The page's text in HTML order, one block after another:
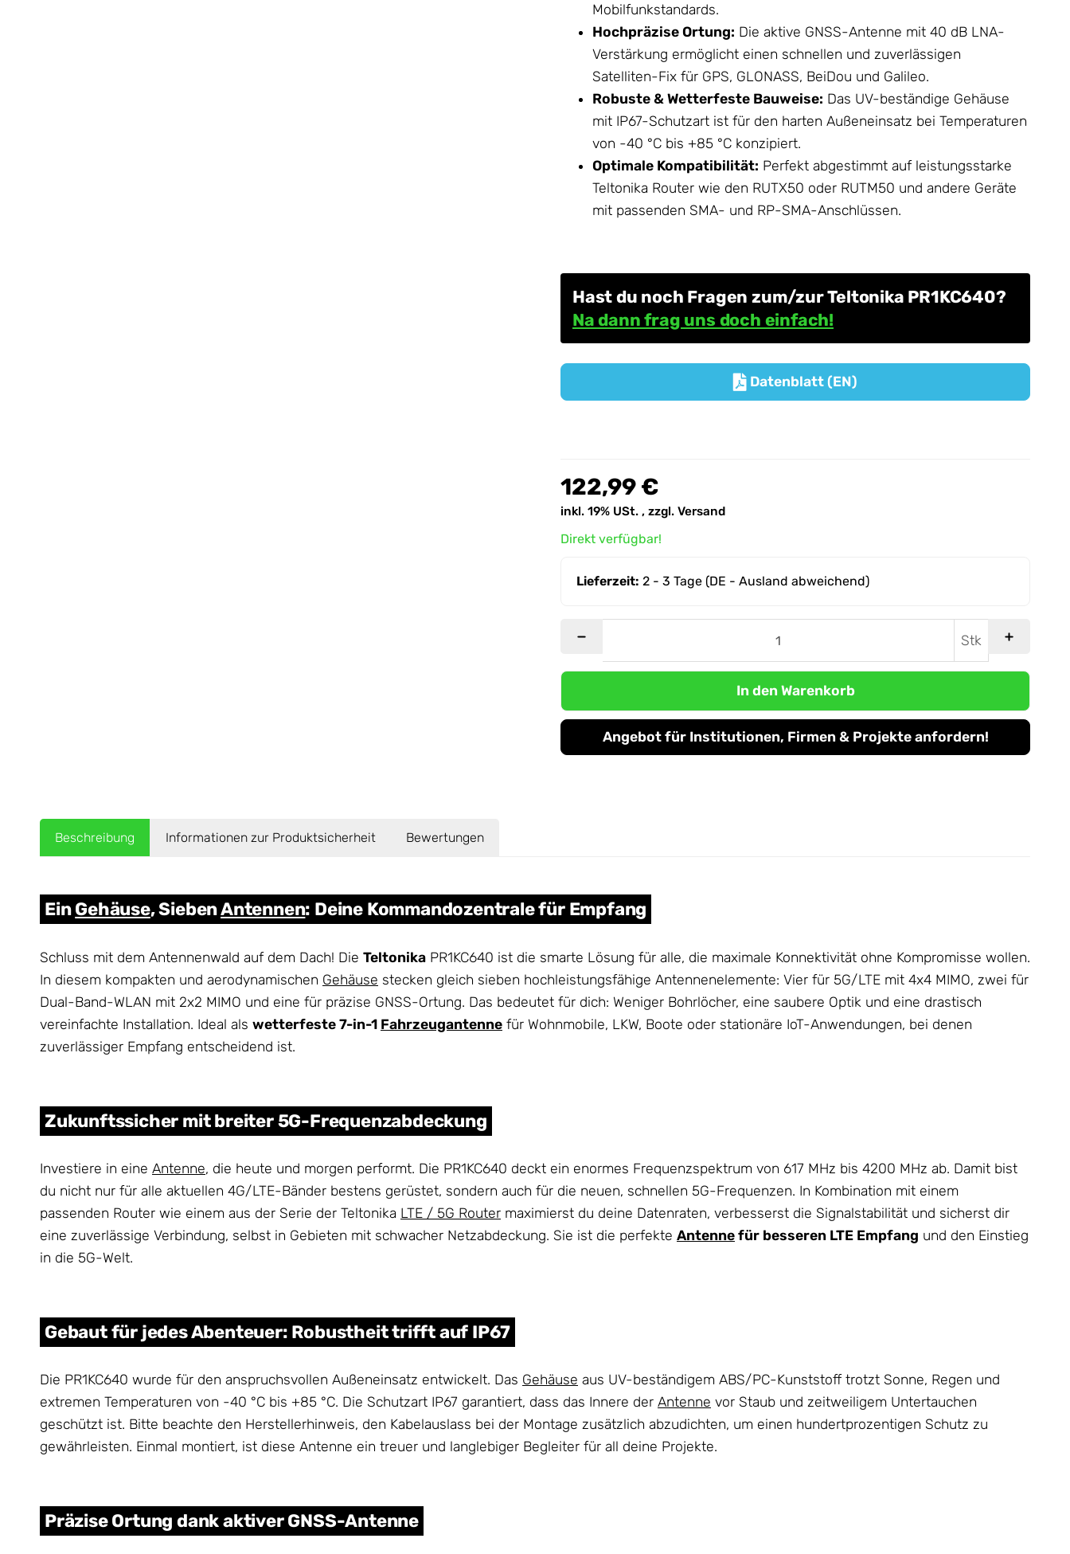
Mobilfunkstandards.
Hochpräzise Ortung: Die aktive GNSS-Antenne mit 40 dB LNA-
Verstärkung ermöglicht einen schnellen und zuverlässigen
Satelliten-Fix für GPS, GLONASS, BeiDou und Galileo.
Robuste & Wetterfeste Bauweise: Das UV-beständige Gehäuse
mit IP67-Schutzart ist für den harten Außeneinsatz bei Temperaturen
von -40 °C bis +85 °C konzipiert.
Optimale Kompatibilität: Perfekt abgestimmt auf leistungsstarke
Teltonika Router wie den RUTX50 oder RUTM50 und andere Geräte
mit passenden SMA- und RP-SMA-Anschlüssen.
Hast du noch Fragen zum/zur Teltonika PR1KC640?
Na dann frag uns doch einfach!
 Datenblatt (EN)
122,99 €
inkl. 19% USt. , zzgl. Versand
Direkt verfügbar!
Lieferzeit:2 - 3 Tage (DE - Ausland abweichend)
Stk
In den Warenkorb
Angebot für Institutionen, Firmen & Projekte anfordern!
Beschreibung Informationen zur Produktsicherheit Bewertungen
EinGehäuse, SiebenAntennen: Deine Kommandozentrale für Empfang
Schluss mit dem Antennenwald auf dem Dach! Die Teltonika PR1KC640 ist die smarte Lösung für alle, die maximale Konnektivität ohne Kompromisse wollen.
In diesem kompakten und aerodynamischen Gehäuse stecken gleich sieben hochleistungsfähige Antennenelemente: Vier für 5G/LTE mit 4x4 MIMO, zwei für
Dual-Band-WLAN mit 2x2 MIMO und eine für präzise GNSS-Ortung. Das bedeutet für dich: Weniger Bohrlöcher, eine saubere Optik und eine drastisch
vereinfachte Installation. Ideal als wetterfeste 7-in-1 Fahrzeugantenne für Wohnmobile, LKW, Boote oder stationäre IoT-Anwendungen, bei denen
zuverlässiger Empfang entscheidend ist.
Zukunftssicher mit breiter 5G-Frequenzabdeckung
Investiere in eine Antenne, die heute und morgen performt. Die PR1KC640 deckt ein enormes Frequenzspektrum von 617 MHz bis 4200 MHz ab. Damit bist
du nicht nur für alle aktuellen 4G/LTE-Bänder bestens gerüstet, sondern auch für die neuen, schnellen 5G-Frequenzen. In Kombination mit einem
passenden Router wie einem aus der Serie der Teltonika LTE / 5G Router maximierst du deine Datenraten, verbesserst die Signalstabilität und sicherst dir
eine zuverlässige Verbindung, selbst in Gebieten mit schwacher Netzabdeckung. Sie ist die perfekte Antenne für besseren LTE Empfang und den Einstieg
in die 5G-Welt.
Gebaut für jedes Abenteuer: Robustheit trifft auf IP67
Die PR1KC640 wurde für den anspruchsvollen Außeneinsatz entwickelt. Das Gehäuse aus UV-beständigem ABS/PC-Kunststoff trotzt Sonne, Regen und
extremen Temperaturen von -40 °C bis +85 °C. Die Schutzart IP67 garantiert, dass das Innere der Antenne vor Staub und zeitweiligem Untertauchen
geschützt ist. Bitte beachte den Herstellerhinweis, den Kabelauslass bei der Montage zusätzlich abzudichten, um einen hundertprozentigen Schutz zu
gewährleisten. Einmal montiert, ist diese Antenne ein treuer und langlebiger Begleiter für all deine Projekte.
Präzise Ortung dank aktiver GNSS-Antenne